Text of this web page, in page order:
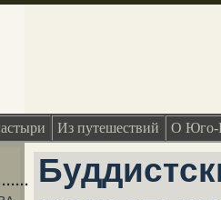
Из путешествий О Юго-